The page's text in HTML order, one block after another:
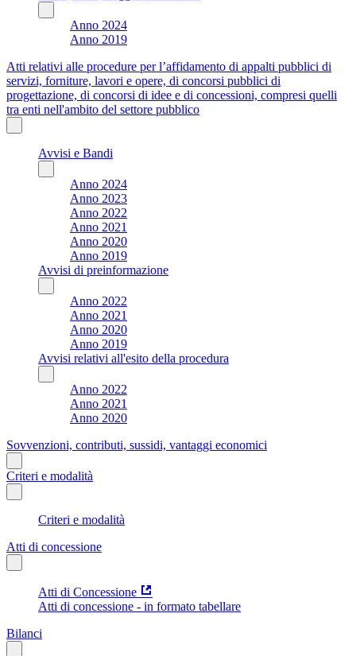
Anno 2024
Anno 2019
Atti relativi alle procedure per l’affidamento di appalti pubblici di
servizi, forniture, lavori e opere, di concorsi pubblici di
progettazione, di concorsi di idee e di concessioni, compresi quelli
tra enti nell'ambito del settore pubblico
Avvisi e Bandi
Anno 2024
Anno 2023
Anno 2022
Anno 2021
Anno 2020
Anno 2019
Avvisi di preinformazione
Anno 2022
Anno 2021
Anno 2020
Anno 2019
Avvisi relativi all'esito della procedura
Anno 2022
Anno 2021
Anno 2020
Sovvenzioni, contributi, sussidi, vantaggi economici
Criteri e modalità
Criteri e modalità
Atti di concessione
Atti di Concessione
Atti di concessione - in formato tabellare
Bilanci